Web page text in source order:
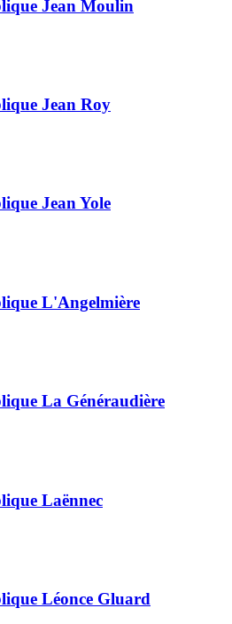
Jean Moulin
Jean Roy
Jean Yole
L'Angelmière
La Généraudière
Laënnec
Léonce Gluard